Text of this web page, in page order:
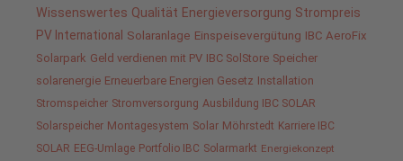
Wissenswertes Qualität Energieversorgung Strompreis
PV International Solaranlage Einspeisevergütung IBC AeroFix
Solarpark Geld verdienen mit PV IBC SolStore Speicher
solarenergie Erneuerbare Energien Gesetz Installation
Stromspeicher Stromversorgung Ausbildung IBC SOLAR
Solarspeicher Montagesystem Solar Möhrstedt Karriere IBC
SOLAR EEG-Umlage Portfolio IBC Solarmarkt Energiekonzept